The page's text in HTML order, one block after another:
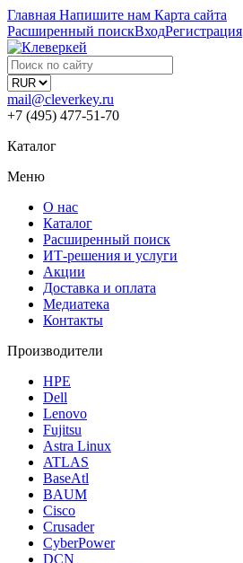
Главная Напишите нам Карта сайта
Расширенный поискВходРегистрация
mail@cleverkey.ru
+7 (495) 477-51-70
Каталог
Меню
О нас
Каталог
Расширенный поиск
ИТ-решения и услуги
Акции
Доставка и оплата
Медиатека
Контакты
Производители
HPE
Dell
Lenovo
Fujitsu
Astra Linux
ATLAS
BaseAtl
BAUM
Cisco
Crusader
CyberPower
DCN